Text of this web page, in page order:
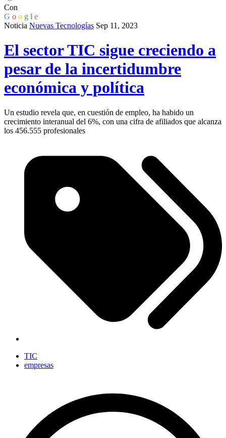
Con
G o o g l e
Noticia Nuevas Tecnologías Sep 11, 2023
El sector TIC sigue creciendo a
pesar de la incertidumbre
económica y política
Un estudio revela que, en cuestión de empleo, ha habido un
crecimiento interanual del 6%, con una cifra de afiliados que alcanza
los 456.555 profesionales
TIC
empresas